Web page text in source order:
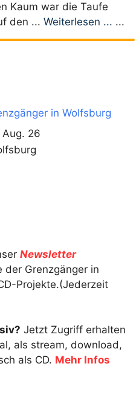
Kaum war die Taufe
den ... Weiterlesen ... ...
in Wolfsburg
Aug. 26
Newsletter
der Grenzgänger in
Projekte.(Jederzeit
Jetzt Zugriff erhalten
als stream, download,
als CD. Mehr Infos